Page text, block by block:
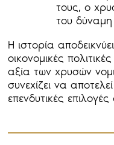
τους, ο
του
Η ιστορία
οικονομικές
αξία των χρυσών
συνεχίζει να
επενδυτικές